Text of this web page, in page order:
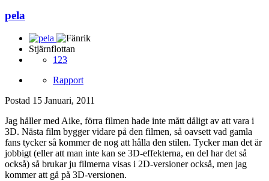
pela
Stjärnflottan
123
Rapport
Postad 15 Januari, 2011
Jag håller med Aike, förra filmen hade inte mått dåligt av att vara i
3D. Nästa film bygger vidare på den filmen, så oavsett vad gamla
fans tycker så kommer de nog att hålla den stilen. Tycker man det är
jobbigt (eller att man inte kan se 3D-effekterna, en del har det så
också) så brukar ju filmerna visas i 2D-versioner också, men jag
kommer att gå på 3D-versionen.